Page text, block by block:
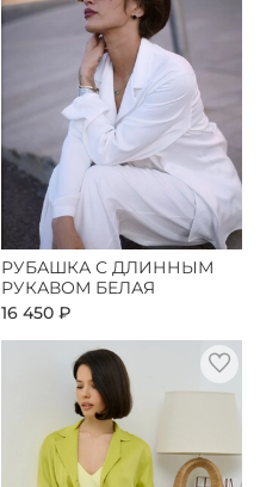
РУБАШКА С ДЛИННЫМ
РУКАВОМ БЕЛАЯ
16 450 ₽